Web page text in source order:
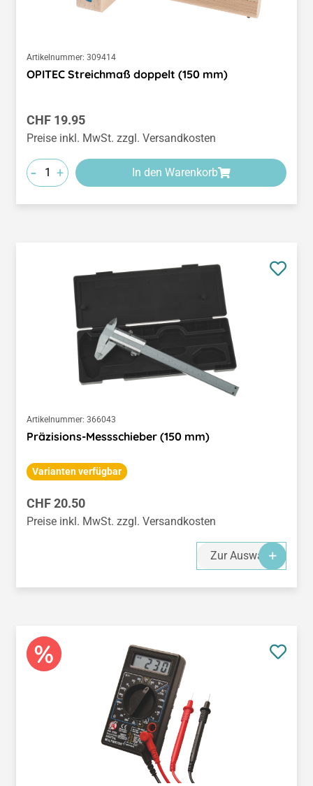
Artikelnummer: 309414
OPITEC Streichmaß doppelt (150 mm)
Regulärer Preis:
CHF 19.95
Preise inkl. MwSt. zzgl. Versandkosten
- + In den Warenkorb
Artikelnummer: 366043
Präzisions-Messschieber (150 mm)
Varianten verfügbar
Regulärer Preis:
CHF 20.50
Preise inkl. MwSt. zzgl. Versandkosten
Zur Auswahl